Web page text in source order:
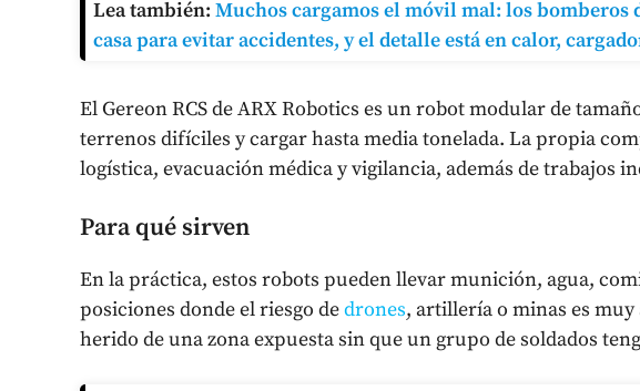
Lea también: Muchos cargamos el móvil mal: los
casa para evitar accidentes, y el detalle está en calor,
El Gereon RCS de ARX Robotics es un robot modular de
terrenos difíciles y cargar hasta media tonelada. La propia
logística, evacuación médica y vigilancia, además de trabajos
Para qué sirven
En la práctica, estos robots pueden llevar munición, agua,
posiciones donde el riesgo dedrones, artillería o minas es
herido de una zona expuesta sin que un grupo de soldados